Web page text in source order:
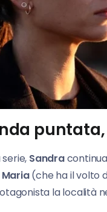
Sandra
Maria(che ha il volto
la località